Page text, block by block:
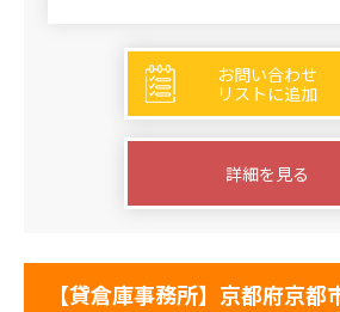
お問い合わせ
リストに追加
詳細を見る
【貸倉庫事務所】京都府京